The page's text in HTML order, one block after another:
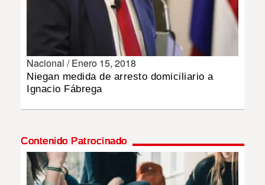
Nacional /Enero 15, 2018
Niegan medida de arresto domiciliario a
Ignacio Fábrega
Contenido Patrocinado